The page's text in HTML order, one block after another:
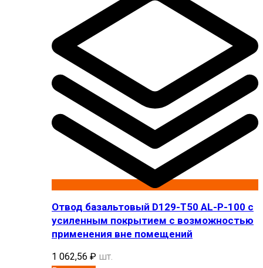
Отвод базальтовый D129-T50 AL-P-100 с
усиленным покрытием с возможностью
применения вне помещений
1 062,56 ₽ шт.